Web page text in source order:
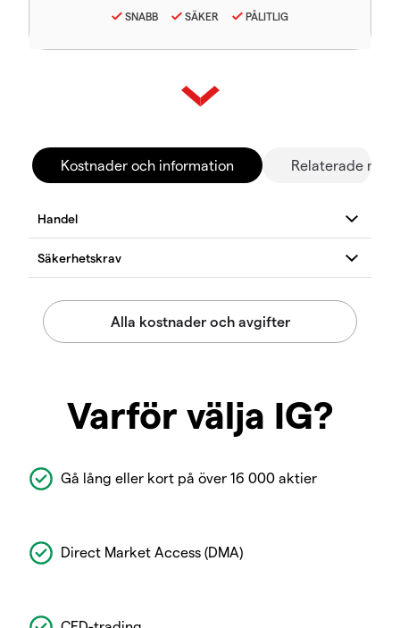
SNABB SÄKER PÅLITLIG
Kostnader och information Relaterade
Varför välja IG?
Gå lång eller kort på över 16 000 aktier
Direct Market Access (DMA)